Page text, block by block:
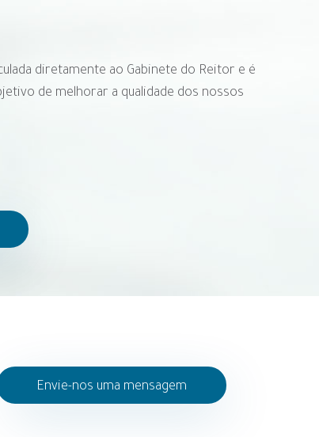
diretamente ao Gabinete do Reitor e é
de melhorar a qualidade dos nossos
Envie-nos uma mensagem